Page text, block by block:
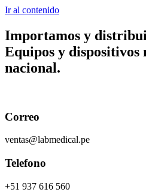
Ir al contenido
Importamos y
Equipos y dispositivos
nacional.
Correo
ventas@labmedical.pe
Telefono
+51 937 616 560